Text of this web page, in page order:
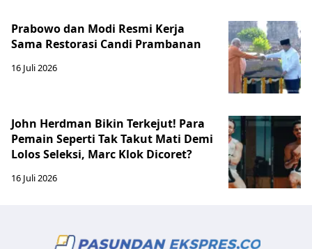
Prabowo dan Modi Resmi Kerja
Sama Restorasi Candi Prambanan
16 Juli 2026
John Herdman Bikin Terkejut! Para
Pemain Seperti Tak Takut Mati Demi
Lolos Seleksi, Marc Klok Dicoret?
16 Juli 2026